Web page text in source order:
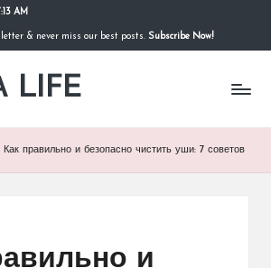
AM
& never miss our best posts. Subscribe Now!
LIFE
Как правильно и безопасно чистить уши: 7 советов
и